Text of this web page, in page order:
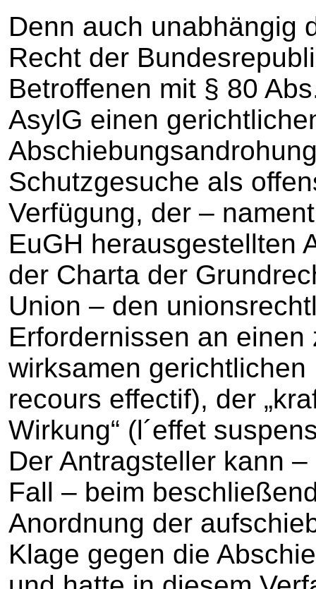
Denn auch unabhängig
Recht der
Betroffenen mit § 80
AsylG einen
Schutzgesuche als
Verfügung, der –
EuGH herausgestellten
der Charta der
Union – den
Erfordernissen an
wirksamen
recours effectif), der
Wirkung“ (l´effet
Der Antragsteller kann
Fall – beim
Anordnung der
Klage gegen die